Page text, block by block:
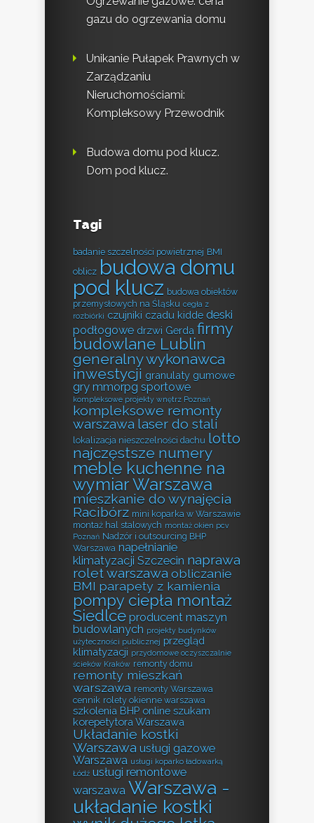
gazu do ogrzewania domu
Unikanie Pułapek Prawnych w
Zarządzaniu
Nieruchomościami:
Kompleksowy Przewodnik
Budowa domu pod klucz.
Dom pod klucz.
Tagi
badanie szczelności powietrznej BMI
oblicz budowa domu
pod klucz budowa obiektów
przemysłowych na Śląsku cegła z
rozbiórki czujniki czadu kidde deski
podłogowe drzwi Gerda firmy
budowlane Lublin
generalny wykonawca
inwestycji granulaty gumowe
gry mmorpg sportowe
kompleksowe projekty wnętrz Poznań
kompleksowe remonty
warszawa laser do stali
lokalizacja nieszczelności dachu lotto
najczęstsze numery
meble kuchenne na
wymiar Warszawa
mieszkanie do wynajęcia
Racibórz mini koparka w Warszawie
montaż hal stalowych montaż okien pcv
Poznań Nadzór i outsourcing BHP
Warszawa napełnianie
klimatyzacji Szczecin naprawa
rolet warszawa obliczanie
BMI parapety z kamienia
pompy ciepła montaż
Siedlce producent maszyn
budowlanych projekty budynków
użyteczności publicznej przegląd
klimatyzacji przydomowe oczyszczalnie
ścieków Kraków remonty domu
remonty mieszkań
warszawa remonty Warszawa
cennik rolety okienne warszawa
szkolenia BHP online szukam
korepetytora Warszawa
Układanie kostki
Warszawa usługi gazowe
Warszawa usługi koparko ładowarką
Łódź usługi remontowe
warszawa Warszawa -
układanie kostki